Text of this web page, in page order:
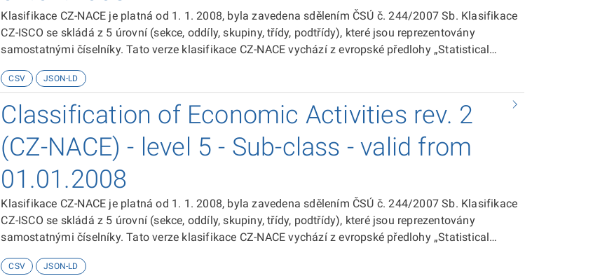
Klasifikace CZ-NACE je platná od 1. 1. 2008, byla zavedena sdělením ČSÚ č. 244/2007 Sb. Klasifikace
CZ-ISCO se skládá z 5 úrovní (sekce, oddíly, skupiny, třídy, podtřídy), které jsou reprezentovány
samostatnými číselníky. Tato verze klasifikace CZ-NACE vychází z evropské předlohy „Statistical
CSV JSON-LD
Classification of Economic Activities rev. 2
(CZ-NACE) - level 5 - Sub-class - valid from
01.01.2008
Klasifikace CZ-NACE je platná od 1. 1. 2008, byla zavedena sdělením ČSÚ č. 244/2007 Sb. Klasifikace
CZ-ISCO se skládá z 5 úrovní (sekce, oddíly, skupiny, třídy, podtřídy), které jsou reprezentovány
samostatnými číselníky. Tato verze klasifikace CZ-NACE vychází z evropské předlohy „Statistical
CSV JSON-LD